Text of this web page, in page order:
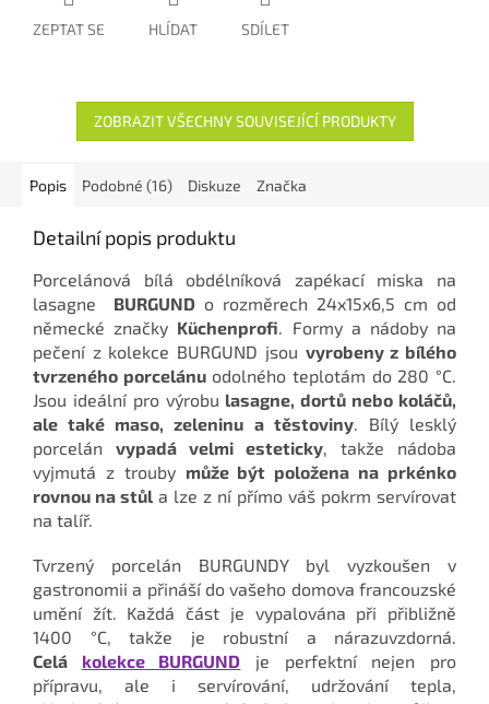
ZEPTAT SE HLÍDAT SDÍLET
ZOBRAZIT VŠECHNY SOUVISEJÍCÍ PRODUKTY
Popis Podobné (16) Diskuze Značka
Detailní popis produktu
Porcelánová bílá obdélníková zapékací miska na
lasagne BURGUND o rozměrech 24x15x6,5 cm od
německé značky Küchenprofi. Formy a nádoby na
pečení z kolekce BURGUND jsou vyrobeny z bílého
tvrzeného porcelánuodolného teplotám do 280 °C.
Jsou ideální pro výrobu lasagne, dortů nebo koláčů,
ale také maso, zeleninu a těstoviny. Bílý lesklý
porcelán vypadá velmi esteticky, takže nádoba
vyjmutá z trouby může být položena na prkénko
rovnou na stůl a lze z ní přímo váš pokrm servírovat
na talíř.
Tvrzený porcelán BURGUNDY byl vyzkoušen v
gastronomii a přináší do vašeho domova francouzské
umění žít. Každá část je vypalována při přibližně
1400 °C, takže je robustní a nárazuvzdorná.
Celá kolekce BURGUND je perfektní nejen pro
přípravu, ale i servírování, udržování tepla,